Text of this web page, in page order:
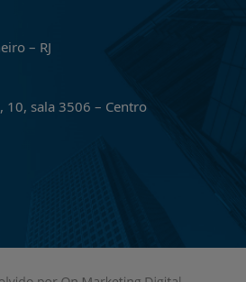
– RJ
10, sala 3506 – Centro